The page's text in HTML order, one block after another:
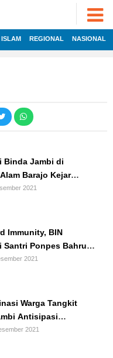
REGIONAL NASIONAL
Binda Jambi di
Barajo Kejar
2021
Immunity, BIN
Santri Ponpes Bahrul
Gelam
2021
Warga Tangkit
Antisipasi
Ketiga Covid-19
2021